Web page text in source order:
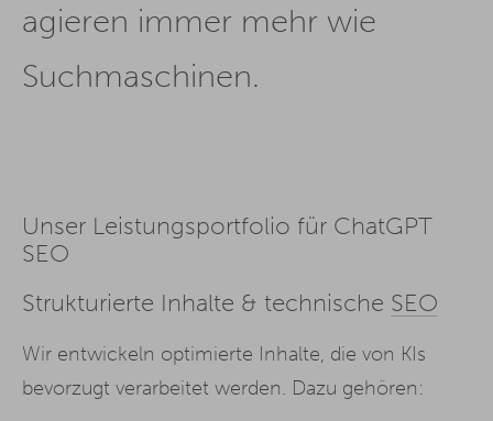
agieren immer mehr wie
Suchmaschinen.
Unser Leistungsportfolio für ChatGPT
SEO
Strukturierte Inhalte & technische SEO
Wir entwickeln optimierte Inhalte, die von KIs
bevorzugt verarbeitet werden. Dazu gehören: